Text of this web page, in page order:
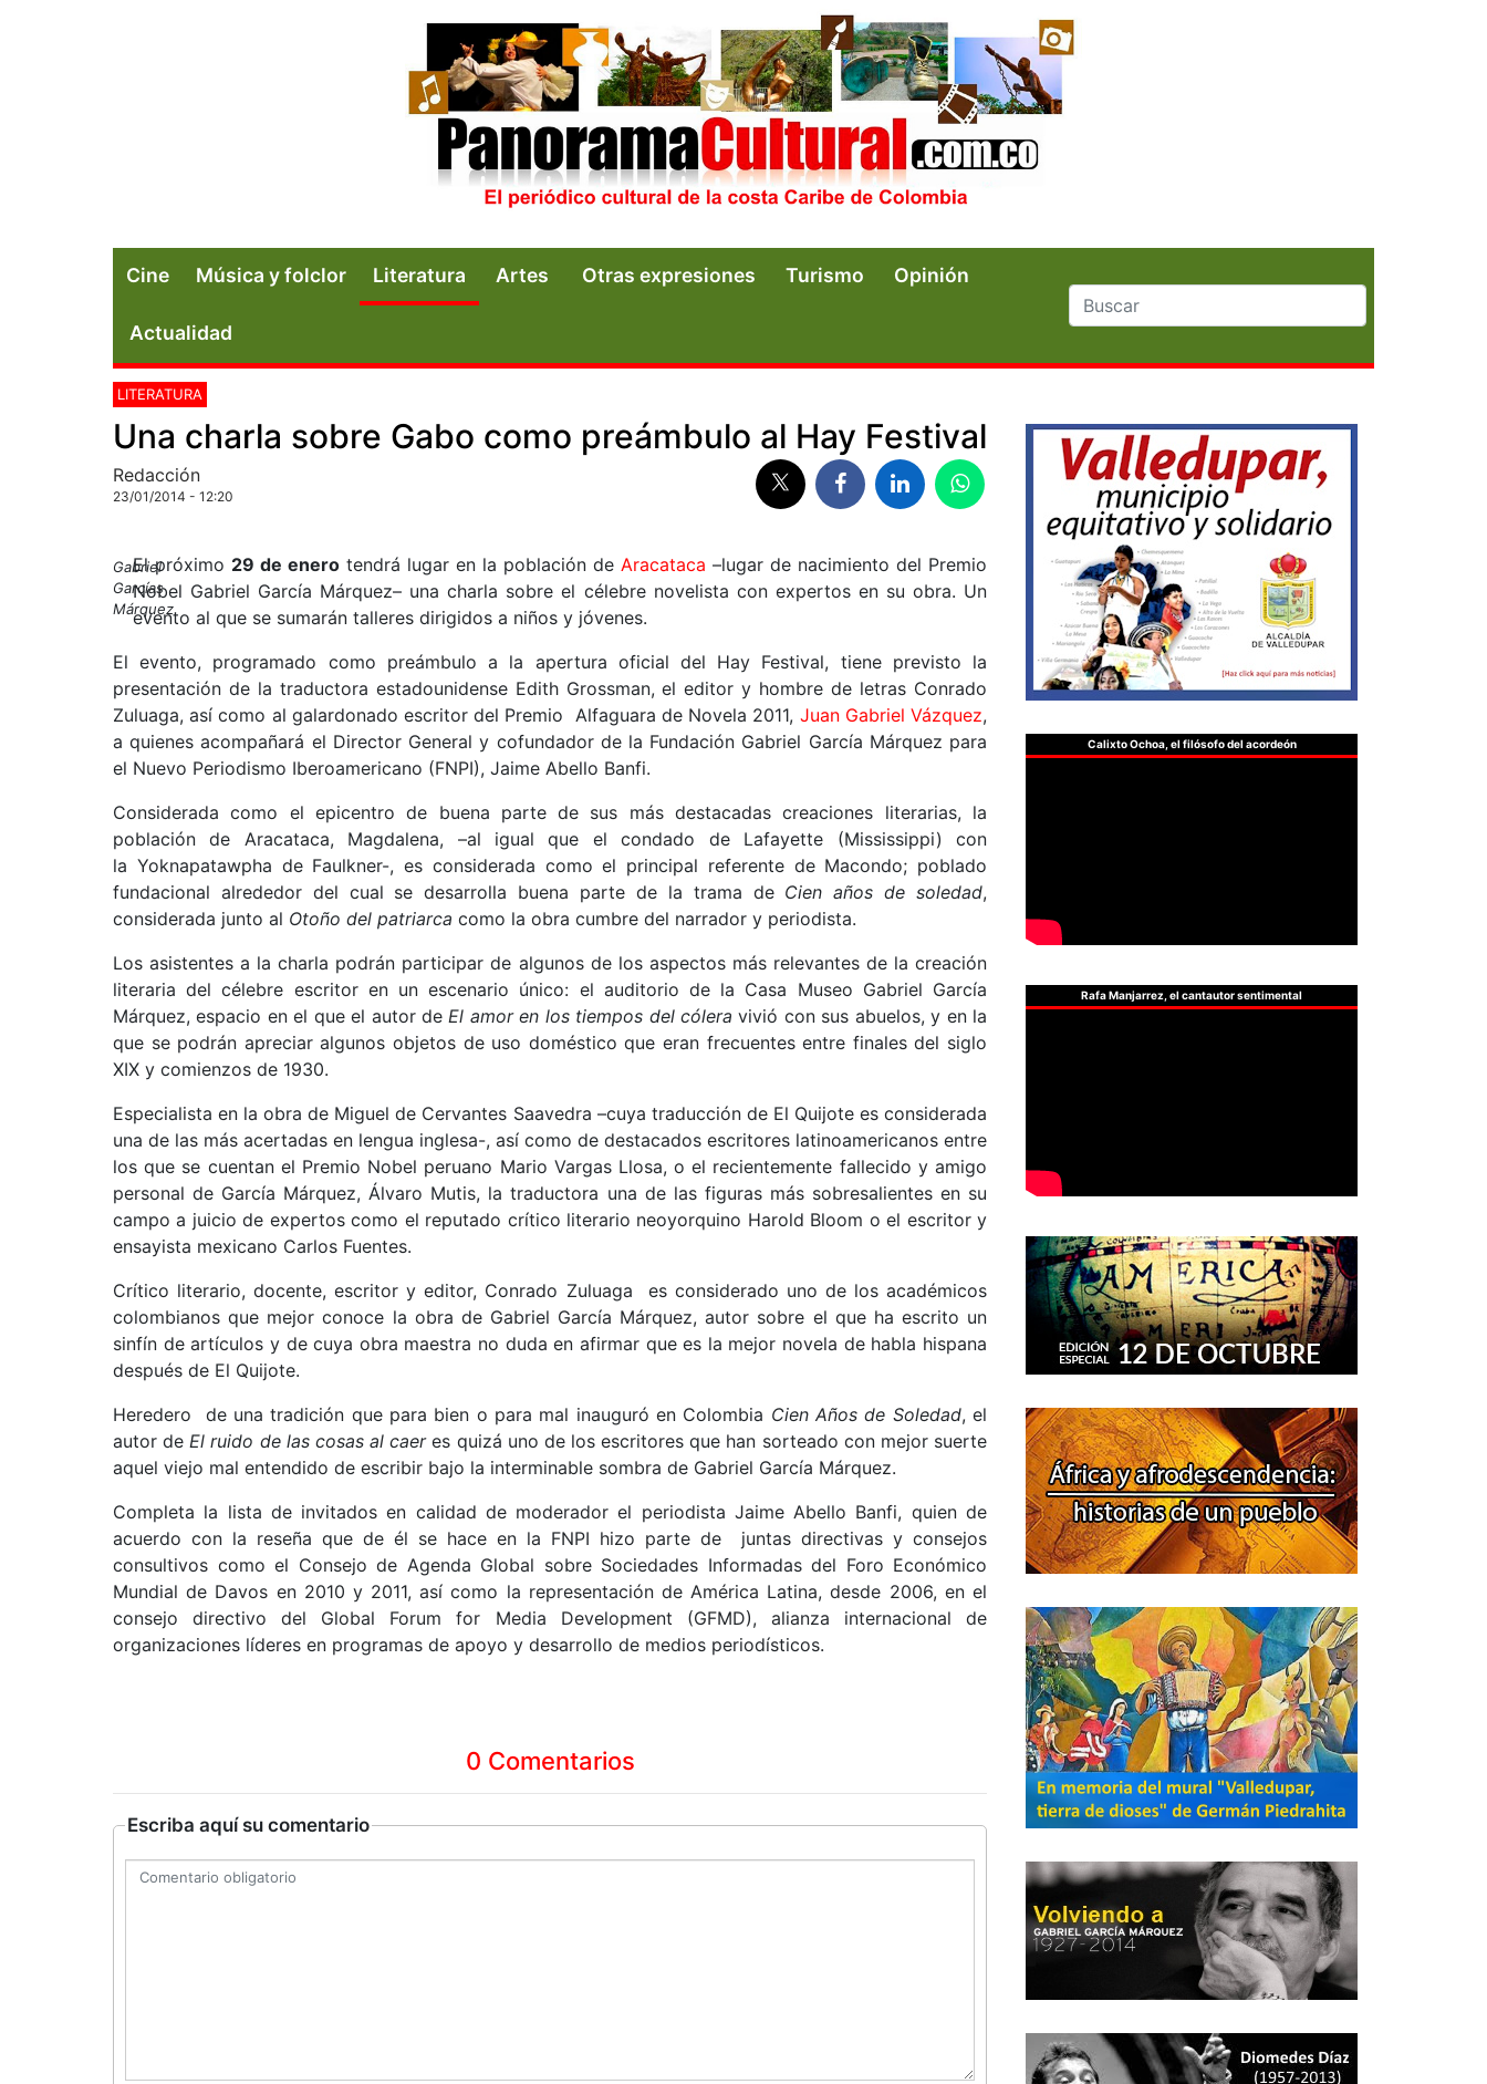
Cine Música y folclor Literatura Artes Otras expresiones Turismo Opinión
Actualidad
LITERATURA
Una charla sobre Gabo como preámbulo al Hay Festival
Redacción
23/01/2014 - 12:20
Gabriel
Garcías
Márquez
El próximo 29 de enero tendrá lugar en la población de Aracataca –lugar de nacimiento del Premio
Nobel Gabriel García Márquez– una charla sobre el célebre novelista con expertos en su obra. Un
evento al que se sumarán talleres dirigidos a niños y jóvenes.
El evento, programado como preámbulo a la apertura oficial del Hay Festival, tiene previsto la
presentación de la traductora estadounidense Edith Grossman, el editor y hombre de letras Conrado
Zuluaga, así como al galardonado escritor del Premio Alfaguara de Novela 2011, Juan Gabriel Vázquez,
a quienes acompañará el Director General y cofundador de la Fundación Gabriel García Márquez para
el Nuevo Periodismo Iberoamericano (FNPI), Jaime Abello Banfi.
Considerada como el epicentro de buena parte de sus más destacadas creaciones literarias, la
población de Aracataca, Magdalena, –al igual que el condado de Lafayette (Mississippi) con
la Yoknapatawpha de Faulkner-, es considerada como el principal referente de Macondo; poblado
fundacional alrededor del cual se desarrolla buena parte de la trama de Cien años de soledad,
considerada junto al Otoño del patriarca como la obra cumbre del narrador y periodista.
Los asistentes a la charla podrán participar de algunos de los aspectos más relevantes de la creación
literaria del célebre escritor en un escenario único: el auditorio de la Casa Museo Gabriel García
Márquez, espacio en el que el autor de El amor en los tiempos del cólera vivió con sus abuelos, y en la
que se podrán apreciar algunos objetos de uso doméstico que eran frecuentes entre finales del siglo
XIX y comienzos de 1930.
Especialista en la obra de Miguel de Cervantes Saavedra –cuya traducción de El Quijote es considerada
una de las más acertadas en lengua inglesa-, así como de destacados escritores latinoamericanos entre
los que se cuentan el Premio Nobel peruano Mario Vargas Llosa, o el recientemente fallecido y amigo
personal de García Márquez, Álvaro Mutis, la traductora una de las figuras más sobresalientes en su
campo a juicio de expertos como el reputado crítico literario neoyorquino Harold Bloom o el escritor y
ensayista mexicano Carlos Fuentes.
Crítico literario, docente, escritor y editor, Conrado Zuluaga es considerado uno de los académicos
colombianos que mejor conoce la obra de Gabriel García Márquez, autor sobre el que ha escrito un
sinfín de artículos y de cuya obra maestra no duda en afirmar que es la mejor novela de habla hispana
después de El Quijote.
Heredero de una tradición que para bien o para mal inauguró en Colombia Cien Años de Soledad, el
autor de El ruido de las cosas al caeres quizá uno de los escritores que han sorteado con mejor suerte
aquel viejo mal entendido de escribir bajo la interminable sombra de Gabriel García Márquez.
Completa la lista de invitados en calidad de moderador el periodista Jaime Abello Banfi, quien de
acuerdo con la reseña que de él se hace en la FNPI hizo parte de juntas directivas y consejos
consultivos como el Consejo de Agenda Global sobre Sociedades Informadas del Foro Económico
Mundial de Davos en 2010 y 2011, así como la representación de América Latina, desde 2006, en el
consejo directivo del Global Forum for Media Development (GFMD), alianza internacional de
organizaciones líderes en programas de apoyo y desarrollo de medios periodísticos.
0 Comentarios
Escriba aquí su comentario
Calixto Ochoa, el filósofo del acordeón
Rafa Manjarrez, el cantautor sentimental